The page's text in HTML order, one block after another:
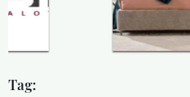
Tag: